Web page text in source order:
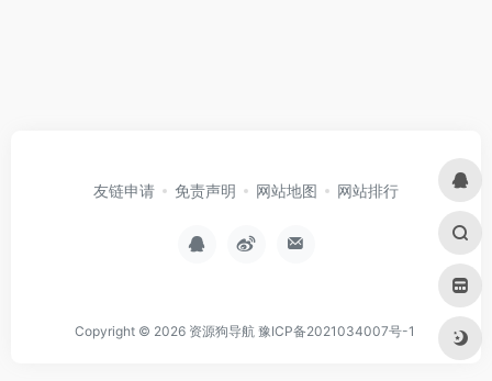
友链申请 免责声明 网站地图 网站排行
Copyright © 2026 资源狗导航 豫ICP备2021034007号-1